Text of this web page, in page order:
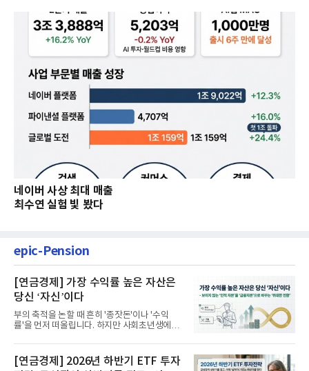
네이버 사상 최대 매출
최수연 실험 빛 봤다
epic-Pension
[연금경제] 가장 수익률 높은 자산은
당신 ‘자신’이다
부의 축적을 논할 때 흔히 '종잣돈'이나 '수익
률'을 먼저 떠올립니다. 하지만 사회초년생에게
[연금경제] 2026년 하반기 ETF 투자